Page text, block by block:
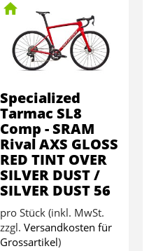
Specialized
Tarmac SL8
Comp - SRAM
Rival AXS GLOSS
RED TINT OVER
SILVER DUST /
SILVER DUST 56
pro Stück (inkl. MwSt.
zzgl. Versandkosten für
Grossartikel)